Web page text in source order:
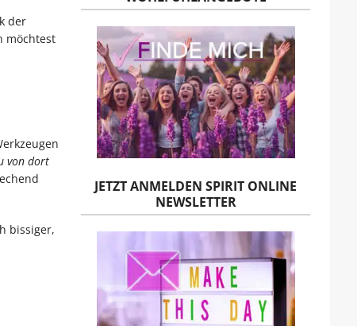
der
möchtest
von dort
bissiger,
JETZT ANMELDEN SPIRIT ONLINE
NEWSLETTER